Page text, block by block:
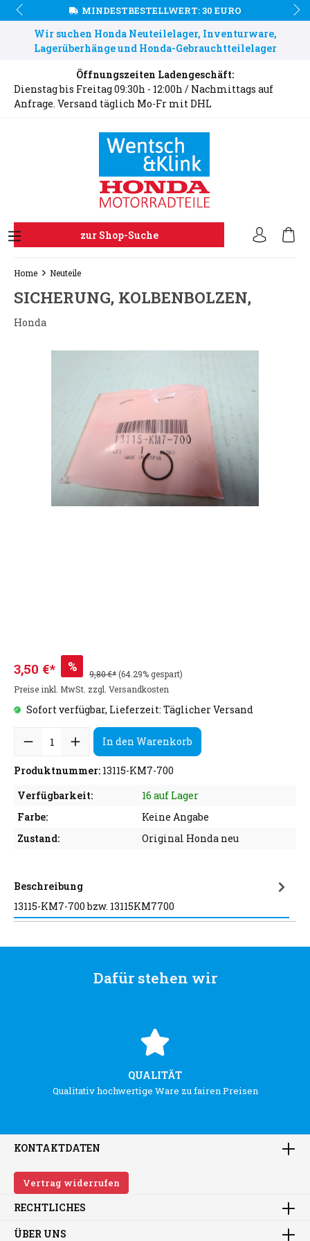
MINDESTBESTELLWERT: 30 EURO
Wir suchen Honda Neuteilelager, Inventurware,
Lagerüberhänge und Honda-Gebrauchtteilelager
Öffnungszeiten Ladengeschäft:
Dienstag bis Freitag 09:30h - 12:00h / Nachmittags auf
Anfrage. Versand täglich Mo-Fr mit DHL
zur Shop-Suche
Home Neuteile
SICHERUNG, KOLBENBOLZEN,
Honda
3,50 €* % 9,80 €*(64.29% gespart)
Preise inkl. MwSt. zzgl. Versandkosten
Sofort verfügbar, Lieferzeit: Täglicher Versand
In den Warenkorb
Produktnummer: 13115-KM7-700
Verfügbarkeit:
16 auf Lager
Farbe:
Keine Angabe
Zustand:
Original Honda neu
Beschreibung
13115-KM7-700 bzw. 13115KM7700
Dafür stehen wir
QUALITÄT
Qualitativ hochwertige Ware zu fairen Preisen
KONTAKTDATEN
Vertrag widerrufen
RECHTLICHES
ÜBER UNS